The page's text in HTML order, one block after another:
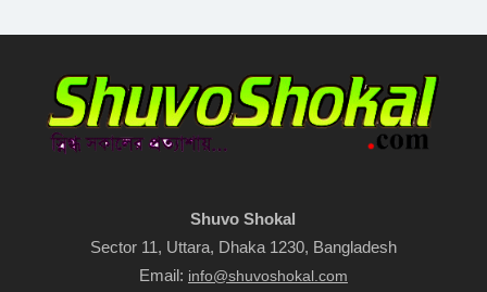
Shuvo Shokal
Sector 11, Uttara, Dhaka 1230, Bangladesh
Email: info@shuvoshokal.com